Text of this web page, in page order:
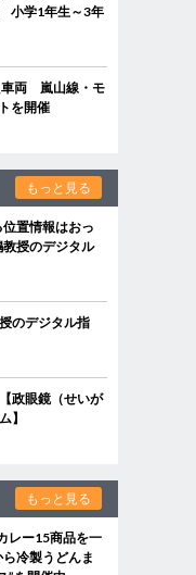
小学1年生～3年
車両 嵐山線・モ
を開催
もっと見る
置情報はおっ
授のデジタル
のデジタル指
政眼鏡（せいが
】
もっと見る
レー15商品を一
冷製うどんま